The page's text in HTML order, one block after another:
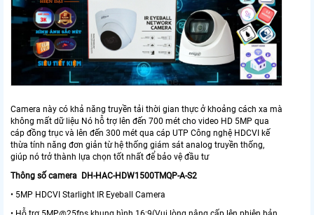
Camera này có khả năng truyền tải thời gian thực ở khoảng cách xa mà
không mất dữ liệu Nó hỗ trợ lên đến 700 mét cho video HD 5MP qua
cáp đồng trục và lên đến 300 mét qua cáp UTP Công nghệ HDCVI kế
thừa tính năng đơn giản từ hệ thống giám sát analog truyền thống,
giúp nó trở thành lựa chọn tốt nhất để bảo vệ đầu tư
Thông số camera DH-HAC-HDW1500TMQP-A-S2
• 5MP HDCVI Starlight IR Eyeball Camera